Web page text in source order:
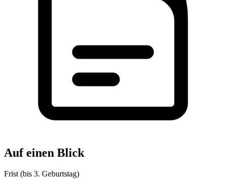
Auf einen Blick
Frist (bis 3. Geburtstag)